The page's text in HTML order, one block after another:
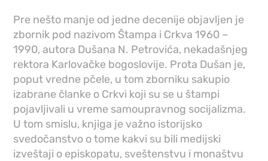
Pre nešto manje od jedne decenije objavljen je
zbornik pod nazivom Štampa i Crkva 1960 –
1990, autora Dušana N. Petrovića, nekadašnjeg
rektora Karlovačke bogoslovije. Prota Dušan je,
poput vredne pčele, u tom zborniku sakupio
izabrane članke o Crkvi koji su se u štampi
pojavljivali u vreme samoupravnog socijalizma.
U tom smislu, knjiga je važno istorijsko
svedočanstvo o tome kakvi su bili medijski
izveštaji o episkopatu, sveštenstvu i monaštvu